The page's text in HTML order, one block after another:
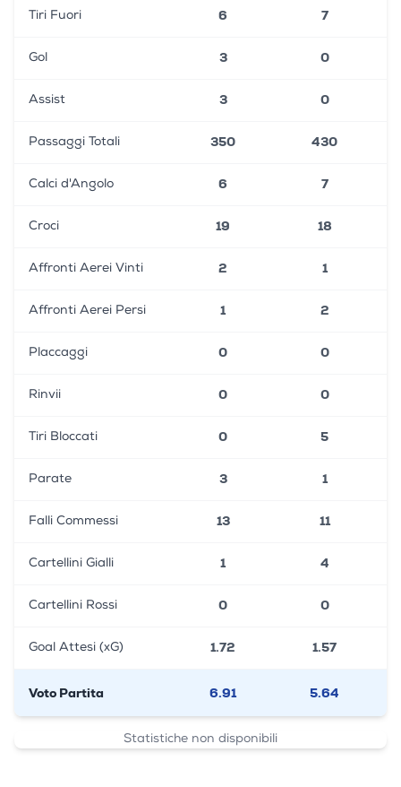
Tiri Fuori 6 7
Gol 3 0
Assist 3 0
Passaggi Totali 350 430
Calci d'Angolo 6 7
Croci 19 18
Affronti Aerei Vinti 2 1
Affronti Aerei Persi 1 2
Placcaggi 0 0
Rinvii 0 0
Tiri Bloccati 0 5
Parate 3 1
Falli Commessi 13 11
Cartellini Gialli 1 4
Cartellini Rossi 0 0
Goal Attesi (xG) 1.72 1.57
Voto Partita 6.91 5.64
Statistiche non disponibili